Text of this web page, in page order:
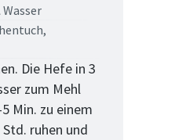
Wasser
Die Hefe in 3
zum Mehl
Min. zu einem
ruhen und